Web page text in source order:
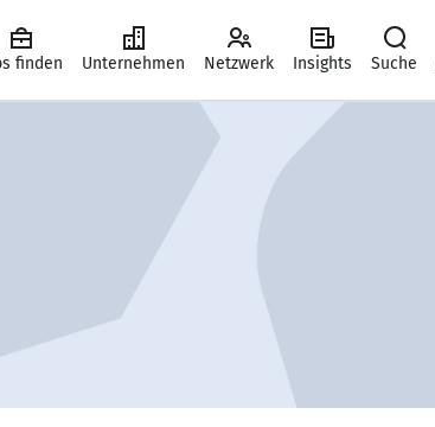
finden Unternehmen Netzwerk Insights Suche